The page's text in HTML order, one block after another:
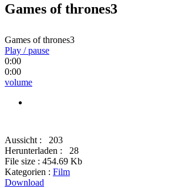
Games of thrones3
Games of thrones3
Play / pause
0:00
0:00
volume
Aussicht :
203
Herunterladen :
28
File size : 454.69 Kb
Kategorien : Film
Download